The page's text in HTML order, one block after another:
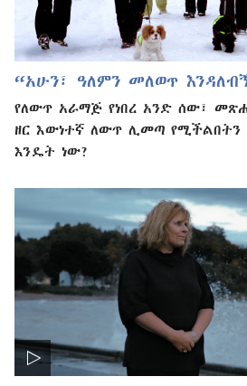
“አሁን፣ ዓለምን መለወጥ
የለውጥ አራማጅ የነበረ አንድ ሰው፣
ዘር እውነተኛ ለውጥ ሊመጣ የሚችልበትን
እንዴት ነው?